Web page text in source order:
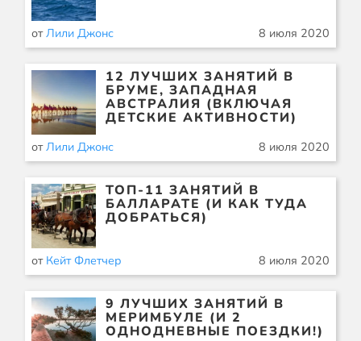
отЛили Джонс 8 июля 2020
12 ЛУЧШИХ ЗАНЯТИЙ В
БРУМЕ, ЗАПАДНАЯ
АВСТРАЛИЯ (ВКЛЮЧАЯ
ДЕТСКИЕ АКТИВНОСТИ)
отЛили Джонс 8 июля 2020
ТОП-11 ЗАНЯТИЙ В
БАЛЛАРАТЕ (И КАК ТУДА
ДОБРАТЬСЯ)
от Кейт Флетчер 8 июля 2020
9 ЛУЧШИХ ЗАНЯТИЙ В
МЕРИМБУЛЕ (И 2
ОДНОДНЕВНЫЕ ПОЕЗДКИ!)